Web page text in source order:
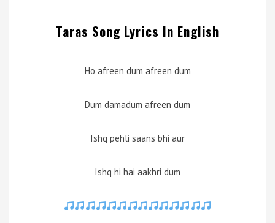
Taras Song Lyrics In English
Ho afreen dum afreen dum
Dum damadum afreen dum
Ishq pehli saans bhi aur
Ishq hi hai aakhri dum